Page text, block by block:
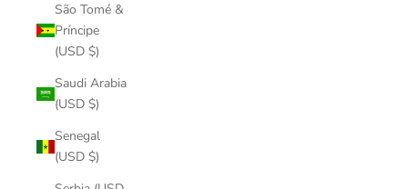
São Tomé &
Príncipe
(USD $)
Saudi Arabia
(USD $)
Senegal
(USD $)